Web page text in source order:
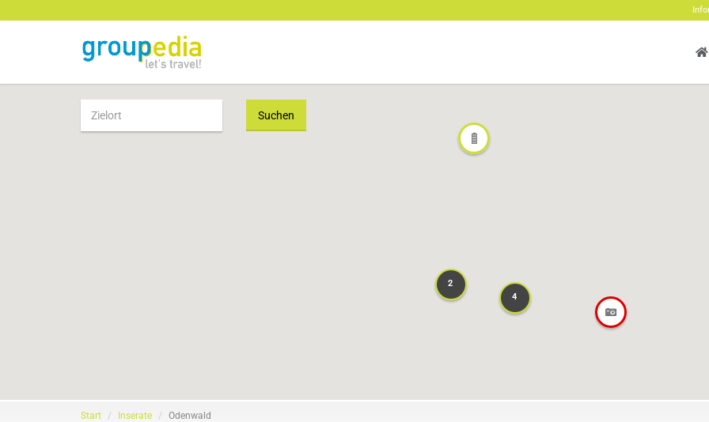
2
4
2
4
Suchen
Start Inserate Odenwald